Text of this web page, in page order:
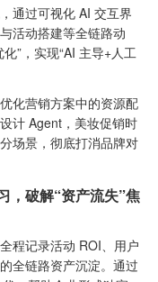
通过可视化 AI 交互界
活动搭建等全链路动
”，实现“AI 主导+人工
化营销方案中的资源配
计 Agent，美妆促销时
场景，彻底打消品牌对
，破解“资产流失”焦
程记录活动 ROI、用户
全链路资产沉淀。通过